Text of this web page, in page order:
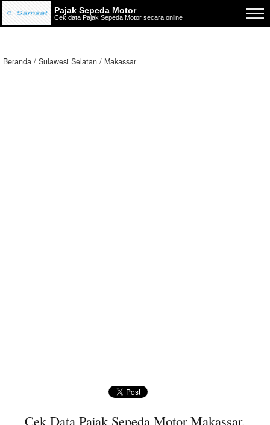
Pajak Sepeda Motor
Cek data Pajak Sepeda Motor secara online
Beranda Sulawesi Selatan Makassar
Cek Data Pajak Sepeda Motor Makassar,